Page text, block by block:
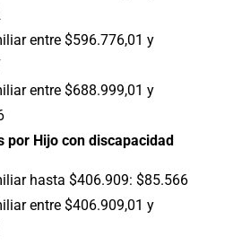
entre $596.776,01 y
entre $688.999,01 y
Hijo con discapacidad
hasta $406.909: $85.566
entre $406.909,01 y